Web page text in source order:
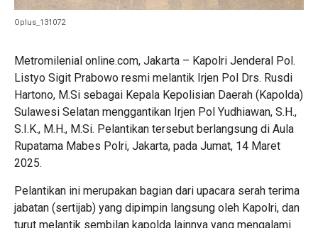
Oplus_131072
Metromilenial online.com, Jakarta – Kapolri Jenderal Pol.
Listyo Sigit Prabowo resmi melantik Irjen Pol Drs. Rusdi
Hartono, M.Si sebagai Kepala Kepolisian Daerah (Kapolda)
Sulawesi Selatan menggantikan Irjen Pol Yudhiawan, S.H.,
S.I.K., M.H., M.Si. Pelantikan tersebut berlangsung di Aula
Rupatama Mabes Polri, Jakarta, pada Jumat, 14 Maret
2025.
Pelantikan ini merupakan bagian dari upacara serah terima
jabatan (sertijab) yang dipimpin langsung oleh Kapolri, dan
turut melantik sembilan kapolda lainnya yang mengalami